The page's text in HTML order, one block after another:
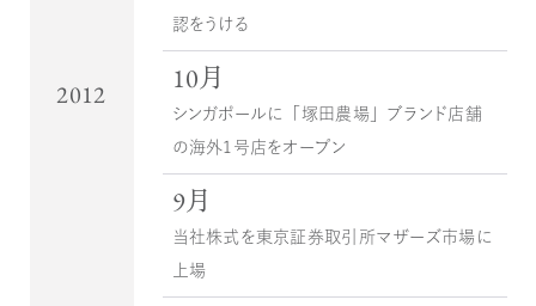
認をうける
2012 10月
シンガポールに「塚田農場」ブランド店舗
の海外１号店をオープン
9月
当社株式を東京証券取引所マザーズ市場に
上場